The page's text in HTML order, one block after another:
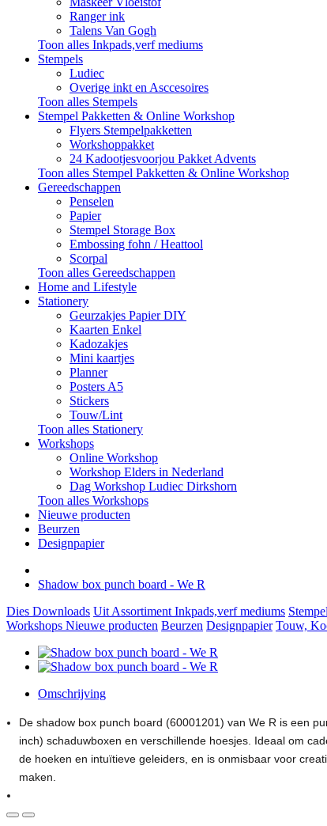
Ranger ink
Talens Van Gogh
Toon alles Inkpads,verf mediums
Stempels
Ludiec
Overige inkt en Asccesoires
Toon alles Stempels
Stempel Pakketten & Online Workshop
Flyers Stempelpakketten
Workshoppakket
24 Kadootjesvoorjou Pakket Advents
Toon alles Stempel Pakketten & Online Workshop
Gereedschappen
Penselen
Papier
Stempel Storage Box
Embossing fohn / Heattool
Scorpal
Toon alles Gereedschappen
Home and Lifestyle
Stationery
Geurzakjes Papier DIY
Kaarten Enkel
Kadozakjes
Mini kaartjes
Planner
Posters A5
Stickers
Touw/Lint
Toon alles Stationery
Workshops
Online Workshop
Workshop Elders in Nederland
Dag Workshop Ludiec Dirkshorn
Toon alles Workshops
Nieuwe producten
Beurzen
Designpapier
Shadow box punch board - We R
Dies Downloads Uit Assortiment Inkpads,verf mediums
Workshops Nieuwe producten Beurzen Designpapier Touw,
Omschrijving
De shadow box punch board (60001201) van We R is een
inch) schaduwboxen en verschillende hoesjes. Ideaal om
de hoeken en intuïtieve geleiders, en is onmisbaar voor
maken.